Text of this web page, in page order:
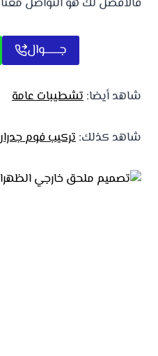
جـــــــوال
شاهد أيضا:تشطيبات عامة
شاهد كذلك:تركيب فوم